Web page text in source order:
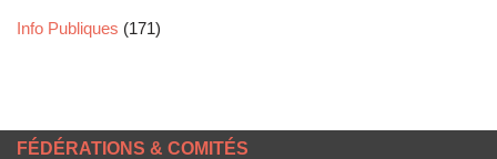
Info Publiques (171)
FÉDÉRATIONS & COMITÉS